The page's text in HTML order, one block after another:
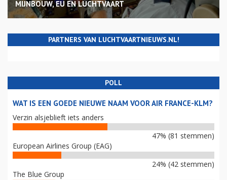
MIJNBOUW, EU EN LUCHTVAART
PARTNERS VAN LUCHTVAARTNIEUWS.NL!
POLL
WAT IS EEN GOEDE NIEUWE NAAM VOOR AIR FRANCE-KLM?
Verzin alsjeblieft iets anders
47% (81 stemmen)
European Airlines Group (EAG)
24% (42 stemmen)
The Blue Group